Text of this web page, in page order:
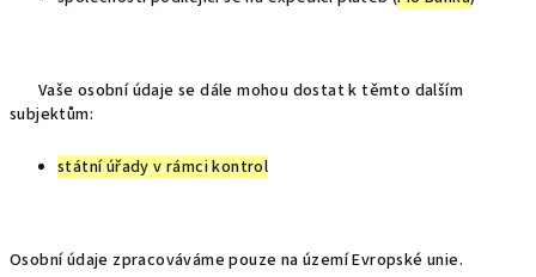
Vaše osobní údaje se dále mohou dostat k těmto dalším
subjektům:
státní úřady v rámci kontrol
Osobní údaje zpracováváme pouze na území Evropské unie.